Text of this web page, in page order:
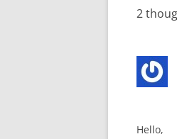
2
Hello,